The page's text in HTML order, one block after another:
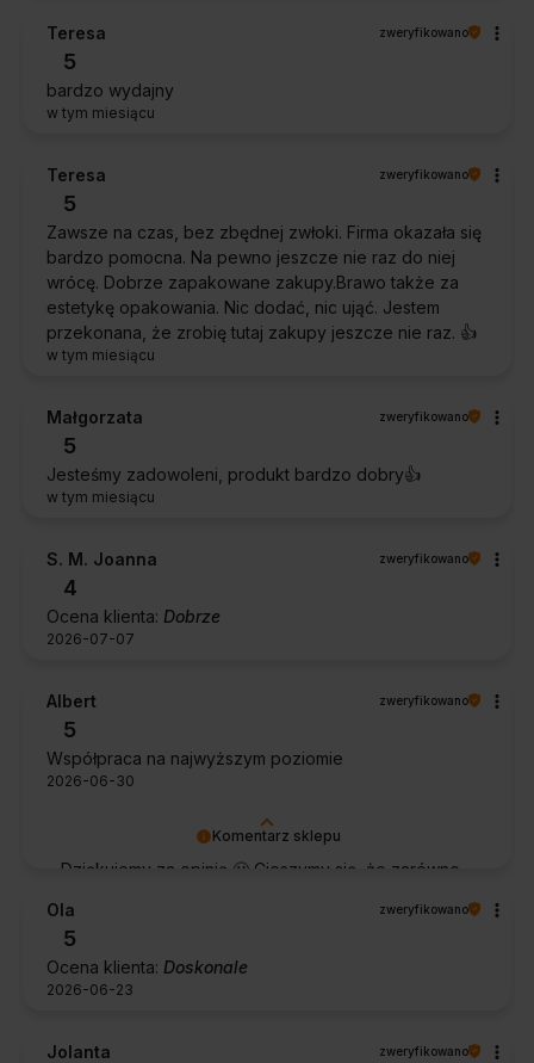
Teresa zweryfikowano
5
bardzo wydajny
w tym miesiącu
Teresa zweryfikowano
5
Zawsze na czas, bez zbędnej zwłoki. Firma okazała się
bardzo pomocna. Na pewno jeszcze nie raz do niej
wrócę. Dobrze zapakowane zakupy.Brawo także za
estetykę opakowania. Nic dodać, nic ująć. Jestem
przekonana, że zrobię tutaj zakupy jeszcze nie raz. 👍️
w tym miesiącu
Małgorzata zweryfikowano
5
Jesteśmy zadowoleni, produkt bardzo dobry👍️
w tym miesiącu
S. M. Joanna zweryfikowano
4
Ocena klienta: Dobrze
2026-07-07
Komentarz sklepu
Dziękujemy za opinię 🙂 Cieszymy się, że zarówno
Dziękujemy za zaufanie.
Albert zweryfikowano
5
Współpraca na najwyższym poziomie
2026-06-30
Ola zweryfikowano
5
Ocena klienta: Doskonale
2026-06-23
Jolanta zweryfikowano